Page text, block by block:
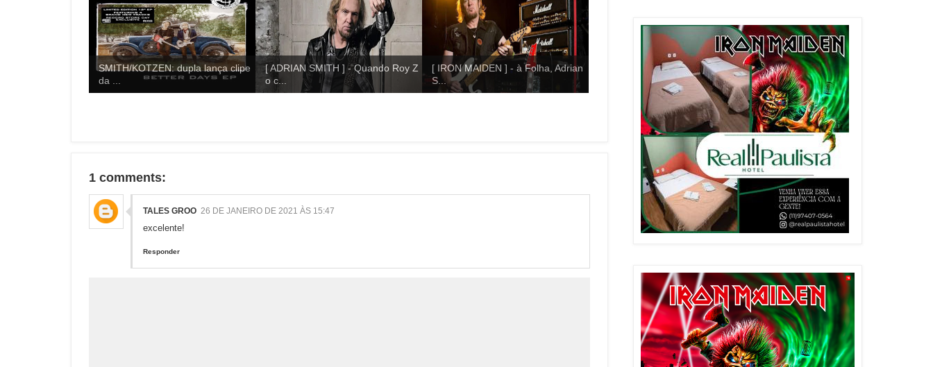
SMITH/KOTZEN: dupla lança clipe
da ...
[ ADRIAN SMITH ] - Quando Roy Z
o c...
[ IRON MAIDEN ] - à Folha, Adrian
S...
1 comments:
TALES GROO 26 DE JANEIRO DE 2021 ÀS 15:47
excelente!
Responder